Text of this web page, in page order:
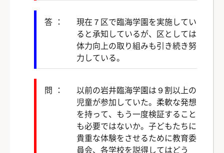
答：
現在７区で臨海学園を実施してい
ると承知しているが、区としては
体力向上の取り組みも引き続き努
力している。
問：
以前の岩井臨海学園は９割以上の
児童が参加していた。柔軟な発想
を持って、もう一度検証すること
も必要ではないか。子どもたちに
貴重な体験をさせるために教育委
員会、各学校を説得してはどう